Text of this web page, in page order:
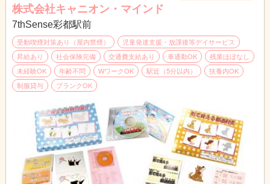
児童指導員の他にも、理学療法士の方も歓迎です♪
株式会社キャニオン・マインド
7thSense彩都駅前
受動喫煙対策あり（屋内禁煙）
児童発達支援・放課後等デイサービス
昇給あり
社会保険完備 交通費支給あり 車通勤OK
残業ほぼなし
未経験OK
年齢不問 WワークOK 駅近（5分以内）
扶養内OK
制服貸与
ブランクOK